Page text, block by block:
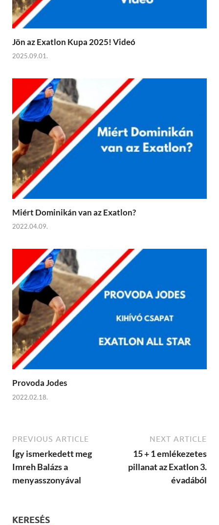
Jön az Exatlon Kupa 2025! Videó
2025.09.01.
Miért Dominikán van az Exatlon?
2022.04.09.
Provoda Jodes
2022.02.18.
PREVIOUS ARTICLE
Így ismerkedett meg
Imreh Balázs a
menyasszonyával
NEXT ARTICLE
15 + 1 emlékezetes
pillanat az Exatlon 3.
évadából
KERESÉS